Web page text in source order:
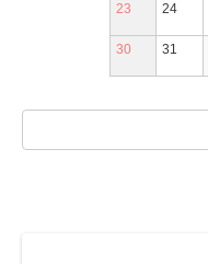
23 24
30 31